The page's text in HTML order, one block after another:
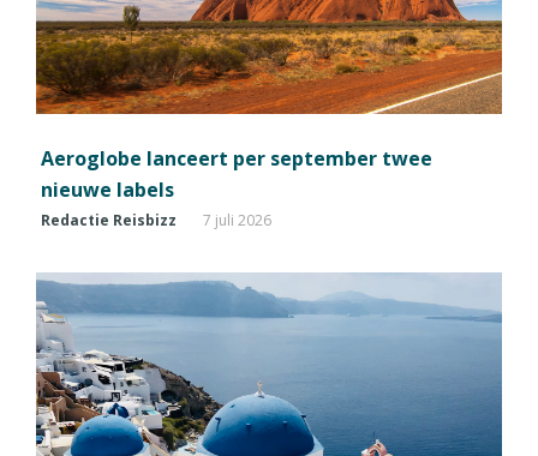
Aeroglobe lanceert per september twee
nieuwe labels
Redactie Reisbizz 7 juli 2026